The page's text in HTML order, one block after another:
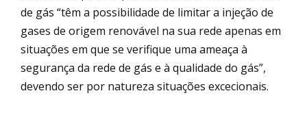
de gás “têm a possibilidade de limitar a injeção de
gases de origem renovável na sua rede apenas em
situações em que se verifique uma ameaça à
segurança da rede de gás e à qualidade do gás”,
devendo ser por natureza situações excecionais.